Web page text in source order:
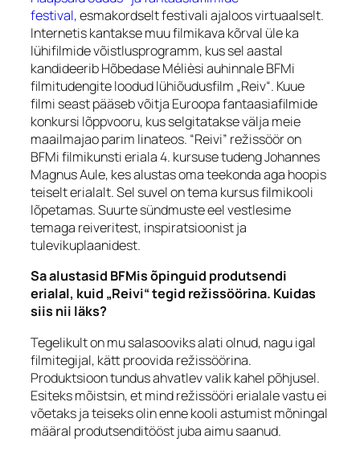
festival,esmakordselt festivali ajaloos virtuaalselt.
Internetis kantakse muu filmikava kõrval üle ka
lühifilmide võistlusprogramm, kus sel aastal
kandideerib Hõbedase Mélièsi auhinnale BFMi
filmitudengite loodud lühiõudusfilm „Reiv“. Kuue
filmi seast pääseb võitja Euroopa fantaasiafilmide
konkursi lõppvooru, kus selgitatakse välja meie
maailmajao parim linateos. “Reivi” režissöör on
BFMi filmikunsti eriala 4. kursuse tudeng Johannes
Magnus Aule, kes alustas oma teekonda aga hoopis
teiselt erialalt. Sel suvel on tema kursus filmikooli
lõpetamas. Suurte sündmuste eel vestlesime
temaga reiveritest, inspiratsioonist ja
tulevikuplaanidest.
Sa alustasid BFMis õpinguid produtsendi
erialal, kuid „Reivi“ tegid režissöörina. Kuidas
siis nii läks?
Tegelikult on mu salasooviks alati olnud, nagu igal
filmitegijal, kätt proovida režissöörina.
Produktsioon tundus ahvatlev valik kahel põhjusel.
Esiteks mõistsin, et mind režissööri erialale vastu ei
võetaks ja teiseks olin enne kooli astumist mõningal
määral produtsenditööst juba aimu saanud.